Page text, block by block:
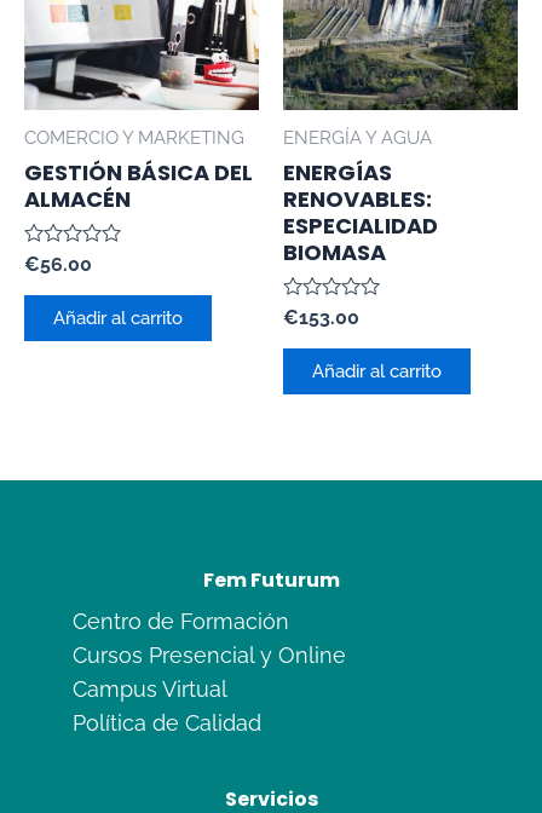
COMERCIO Y MARKETING
GESTIÓN BÁSICA DEL
ALMACÉN
Valorado
con
0
€56.00
Añadir al carrito
ENERGÍA Y AGUA
ENERGÍAS
RENOVABLES:
ESPECIALIDAD
BIOMASA
Valorado
con
0
€153.00
Añadir al carrito
Fem Futurum
Centro de Formación
Cursos Presencial y Online
Campus Virtual
Política de Calidad
Servicios